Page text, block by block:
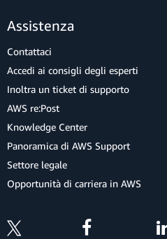
Assistenza
Contattaci
Accedi ai consigli degli esperti
Inoltra un ticket di supporto
AWS re:Post
Knowledge Center
Panoramica di AWS Support
Settore legale
Opportunità di carriera in AWS